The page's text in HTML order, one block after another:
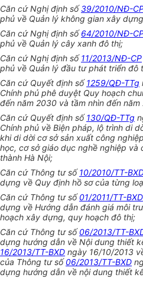
Căn cứ Nghị định số39/2010/NĐ-
phủ về Quản lý không gian xây
Căn cứ Nghị định số64/2010/NĐ-
phủ về Quản lý cây xanh đô thị;
Căn cứ Nghị định số11/2013/NĐ-CP
phủ về Quản lý đầu tư phát triển đô
Căn cứ Quyết định số1259/QĐ-TTg
Chính phủ phê duyệt Quy hoạch
đến năm 2030 và tầm nhìn đến
Căn cứ Quyết định số130/QĐ-TTg
Chính phủ về Biện pháp, lộ trình di
khi di dời cơ sở sản xuất công
học, cơ sở giáo dục nghề nghiệp và
thành Hà Nội;
Căn cứ Thông tư số10/2010/TT-
dựng về Quy định hồ sơ của từng
Căn cứ Thông tư số01/2011/TT-BXD
dựng về Hướng dẫn đánh giá môi
hoạch xây dựng, quy hoạch đô thị;
Căn cứ Thông tư số06/2013/TT-
dựng hướng dẫn về Nội dung thiết
16/2013/TT-BXD ngày 16/10/2013
của Thông tư số06/2013/TT-BXD
dựng hướng dẫn về nội dung thiết